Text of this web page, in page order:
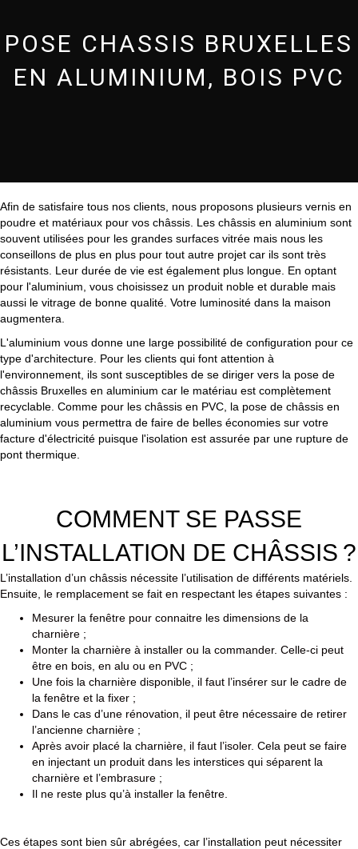
POSE CHASSIS BRUXELLES
EN ALUMINIUM, BOIS PVC
Afin de satisfaire tous nos clients, nous proposons plusieurs vernis en
poudre et matériaux pour vos châssis. Les châssis en aluminium sont
souvent utilisées pour les grandes surfaces vitrée mais nous les
conseillons de plus en plus pour tout autre projet car ils sont très
résistants. Leur durée de vie est également plus longue. En optant
pour l'aluminium, vous choisissez un produit noble et durable mais
aussi le vitrage de bonne qualité. Votre luminosité dans la maison
augmentera.
L'aluminium vous donne une large possibilité de configuration pour ce
type d'architecture. Pour les clients qui font attention à
l'environnement, ils sont susceptibles de se diriger vers la pose de
châssis Bruxelles en aluminium car le matériau est complètement
recyclable. Comme pour les châssis en PVC, la pose de châssis en
aluminium vous permettra de faire de belles économies sur votre
facture d'électricité puisque l'isolation est assurée par une rupture de
pont thermique.
COMMENT SE PASSE
L’INSTALLATION DE CHÂSSIS ?
L’installation d’un châssis nécessite l’utilisation de différents matériels.
Ensuite, le remplacement se fait en respectant les étapes suivantes :
Mesurer la fenêtre pour connaitre les dimensions de la
charnière ;
Monter la charnière à installer ou la commander. Celle-ci peut
être en bois, en alu ou en PVC ;
Une fois la charnière disponible, il faut l’insérer sur le cadre de
la fenêtre et la fixer ;
Dans le cas d’une rénovation, il peut être nécessaire de retirer
l’ancienne charnière ;
Après avoir placé la charnière, il faut l’isoler. Cela peut se faire
en injectant un produit dans les interstices qui séparent la
charnière et l’embrasure ;
Il ne reste plus qu’à installer la fenêtre.
Ces étapes sont bien sûr abrégées, car l’installation peut nécessiter